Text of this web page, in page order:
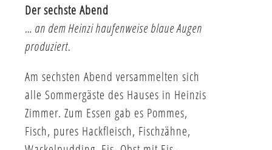
Der sechste Abend
… an dem Heinzi haufenweise blaue Augen
produziert.
Am sechsten Abend versammelten sich
alle Sommergäste des Hauses in Heinzis
Zimmer. Zum Essen gab es Pommes,
Fisch, pures Hackfleisch, Fischzähne,